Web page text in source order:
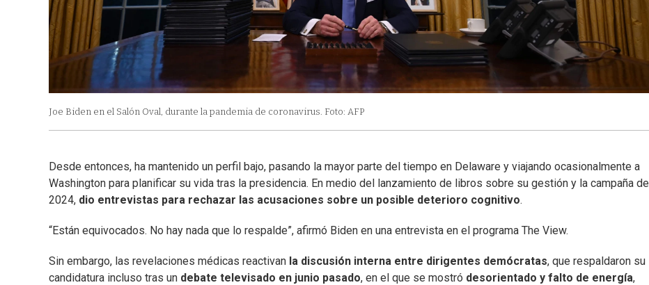
Joe Biden en el Salón Oval, durante la pandemia de coronavirus. Foto: AFP
Desde entonces, ha mantenido un perfil bajo, pasando la mayor parte del tiempo en Delaware y viajando ocasionalmente a
Washington para planificar su vida tras la presidencia. En medio del lanzamiento de libros sobre su gestión y la campaña de
2024, dio entrevistas para rechazar las acusaciones sobre un posible deterioro cognitivo.
“Están equivocados. No hay nada que lo respalde”, afirmó Biden en una entrevista en el programa The View.
Sin embargo, las revelaciones médicas reactivan la discusión interna entre dirigentes demócratas, que respaldaron su
candidatura incluso tras un debate televisado en junio pasado, en el que se mostró desorientado y falto de energía,